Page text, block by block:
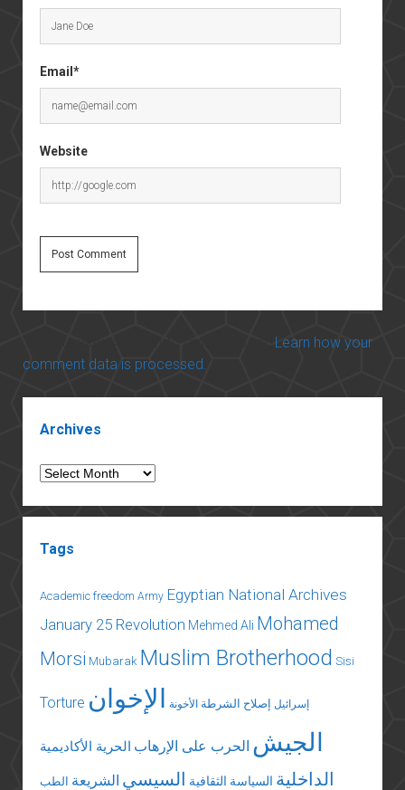
Email*
Website
Learn how your
comment data is processed.
Archives
Archives
Tags
Academic freedom Army Egyptian National Archives
January 25 Revolution Mehmed Ali Mohamed
Morsi Mubarak Muslim Brotherhood Sisi
Torture إسرائيل إصلاح الشرطة الأخونة الإخوان
الجيش الحرب على الإرهاب الحرية الأكاديمية
الداخلية السياسة الثقافية السيسي الشريعة الطب